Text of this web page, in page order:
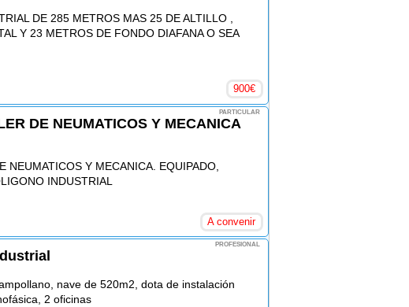
DE 285 METROS MAS 25 DE ALTILLO ,
Y 23 METROS DE FONDO DIAFANA O SEA
900€
PARTICULAR
DE NEUMATICOS Y MECANICA
NEUMATICOS Y MECANICA. EQUIPADO,
INDUSTRIAL
A convenir
PROFESIONAL
nave de 520m2, dota de instalación
2 oficinas